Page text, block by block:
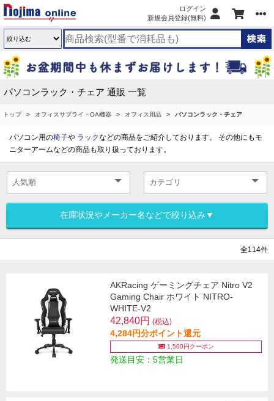
ログイン
新規会員登録(無料)
パソコンラック・チェア 通販 一覧
トップ オフィスサプライ・OA機器 オフィス用品 パソコンラック・チェア
パソコン用の椅子や ラックなどの商品をご紹介しております。 その他にもモ
ニターアームなどの商品も取り扱っております。
在庫状況やメーカー名などで絞り込み▼
全114件
AKRacing ゲーミングチェア Nitro V2
Gaming Chair ホワイト NITRO-
WHITE-V2
42,840円 (税込)
4,284円分ポイント還元
1,500円クーポン
発送目安：5営業日